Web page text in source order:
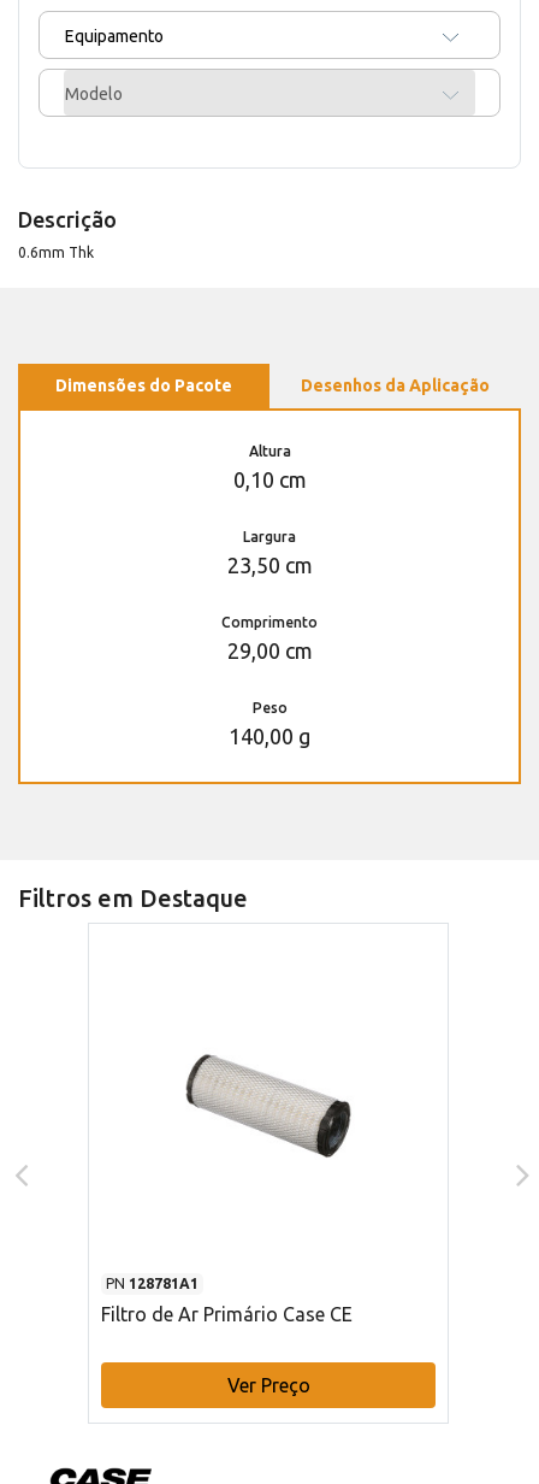
Equipamento
Modelo
Descrição
0.6mm Thk
Dimensões do Pacote Desenhos da Aplicação
Altura
0,10 cm
Largura
23,50 cm
Comprimento
29,00 cm
Peso
140,00 g
Filtros em Destaque
PN 128781A1
Filtro de Ar Primário Case CE
Ver Preço